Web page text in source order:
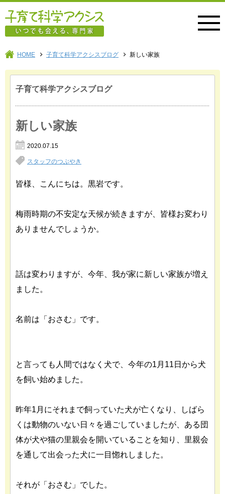
HOME 子育て科学アクシスブログ 新しい家族
子育て科学アクシスブログ
新しい家族
2020.07.15
スタッフのつぶやき
皆様、こんにちは。黒岩です。
梅雨時期の不安定な天候が続きますが、皆様お変わり
ありませんでしょうか。
話は変わりますが、今年、我が家に新しい家族が増え
ました。
名前は「おさむ」です。
と言っても人間ではなく犬で、今年の1月11日から犬
を飼い始めました。
昨年1月にそれまで飼っていた犬が亡くなり、しばら
くは動物のいない日々を過ごしていましたが、ある団
体が犬や猫の里親会を開いていることを知り、里親会
を通して出会った犬に一目惚れしました。
それが「おさむ」でした。